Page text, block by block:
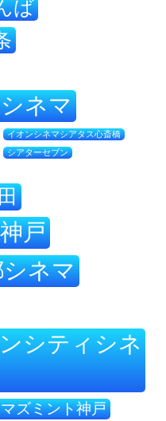
ば
ネマ
イオンシネマシアタス心斎橋
シアターセブン
戸
ネマ
シティシネ
ズミント神戸